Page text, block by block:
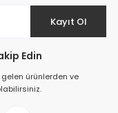
Kayıt Ol
Edin
ürünlerden ve